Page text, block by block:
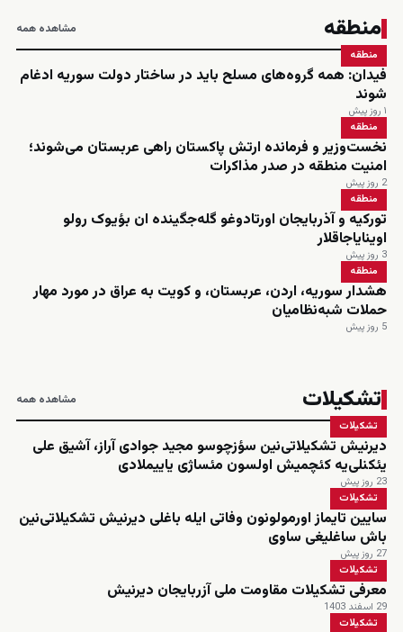
منطقه مشاهده همه
منطقه
فیدان: همه گروه‌های مسلح باید در ساختار دولت سوریه ادغام
شوند
۱ روز پیش
منطقه
نخست‌وزیر و فرمانده ارتش پاکستان راهی عربستان می‌شوند؛
امنیت منطقه در صدر مذاکرات
2 روز پیش
منطقه
تورکیه و آذربایجان اورتادوغو گله‌جگینده ان بؤیوک رولو
اوینایاجاقلار
3 روز پیش
منطقه
هشدار سوریه، اردن، عربستان، و کویت به عراق در مورد مهار
حملات شبه‌نظامیان
5 روز پیش
تشکیلات مشاهده همه
تشکیلات
دیرنیش تشکیلاتی‌نین سؤزچوسو مجید جوادی آراز، آشیق علی
یئکنلی‌یه کئچمیش اولسون مئساژی یاییملادی
23 روز پیش
تشکیلات
سایین تایماز اورمولونون وفاتی ایله باغلی دیرنیش تشکیلاتی‌نین
باش ساغلیغی ساوی
27 روز پیش
تشکیلات
معرفی تشکیلات مقاومت ملی آزربایجان دیرنیش
29 اسفند 1403
تشکیلات